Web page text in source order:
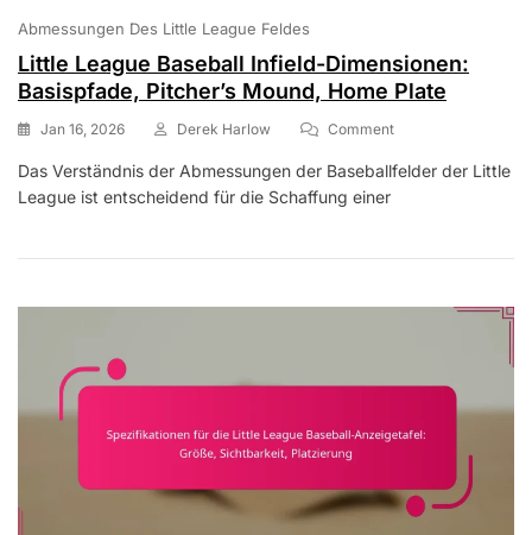
Abmessungen Des Little League Feldes
Little League Baseball Infield-Dimensionen:
Basispfade, Pitcher’s Mound, Home Plate
Jan 16, 2026 Derek Harlow CommentOn
League
Basispfade,
Mound,
Das Verständnis der Abmessungen der Baseballfelder der Little
League ist entscheidend für die Schaffung einer